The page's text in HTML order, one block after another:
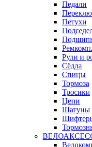
Педали
Петухи
Рули и
Сёдла
Спицы
Тормоза
Тросики
Цепи
Шатуны